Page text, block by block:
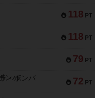
118 PT
118 PT
79 PT
72 PT
・ボンバ